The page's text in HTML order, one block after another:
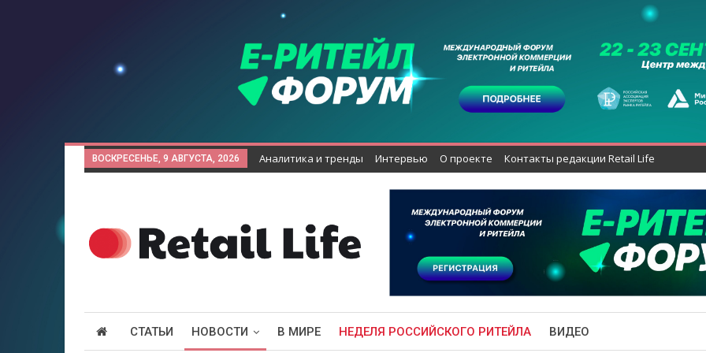
ВОСКРЕСЕНЬЕ, 9 АВГУСТА, 2026 Аналитика и тренды Интервью О проекте Контакты редакции Retail Life
СТАТЬИ НОВОСТИ В МИРЕ НЕДЕЛЯ РОССИЙСКОГО РИТЕЙЛА ВИДЕО